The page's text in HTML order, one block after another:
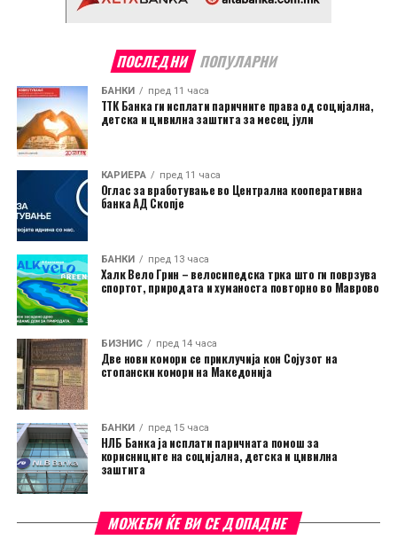
ПОСЛЕДНИ ПОПУЛАРНИ
БАНКИ пред 11 часа
ТТК Банка ги исплати паричните права од социјална,
детска и цивилна заштита за месец јули
КАРИЕРА пред 11 часа
Оглас за вработување во Централна кооперативна
банка АД Скопје
БАНКИ пред 13 часа
Халк Вело Грин – велосипедска трка што ги поврзува
спортот, природата и хуманоста повторно во Маврово
БИЗНИС пред 14 часа
Две нови комори се приклучија кон Сојузот на
стопански комори на Македонија
БАНКИ пред 15 часа
НЛБ Банка ја исплати паричната помош за
корисниците на социјална, детска и цивилна
заштита
МОЖЕБИ ЌЕ ВИ СЕ ДОПАДНЕ